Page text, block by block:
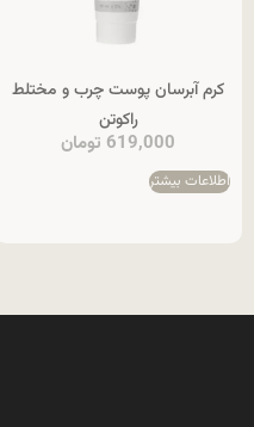
کرم آبرسان پوست چرب و مختلط
راکوتن
619,000 تومان
اطلاعات بیشتر